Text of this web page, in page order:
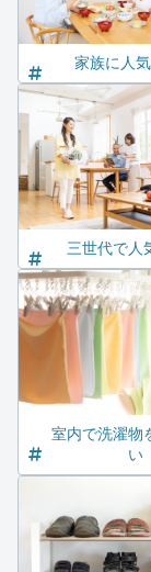
家族に人
三世代で人
室内で洗濯物
い